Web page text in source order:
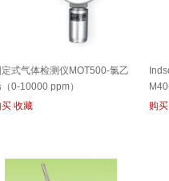
定式气体检测仪MOT500-氯乙
0-10000 ppm）
买 收藏
购买